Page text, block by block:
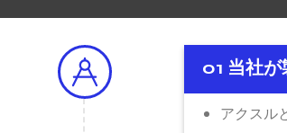
01 当社
アクスル